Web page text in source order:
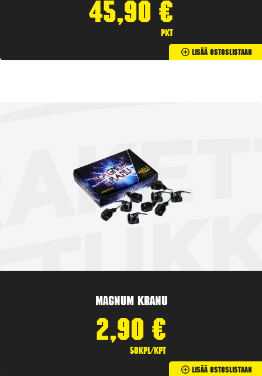
45,90 €
pkt
Lisää Ostoslistaan
Magnum Kranu
2,90 €
50kpl/kpt
Lisää Ostoslistaan